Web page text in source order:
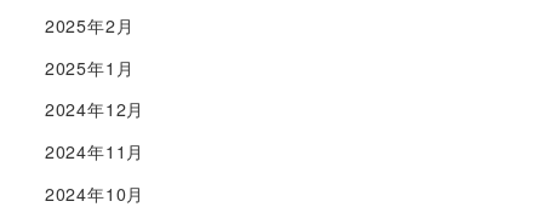
2025年2月
2025年1月
2024年12月
2024年11月
2024年10月